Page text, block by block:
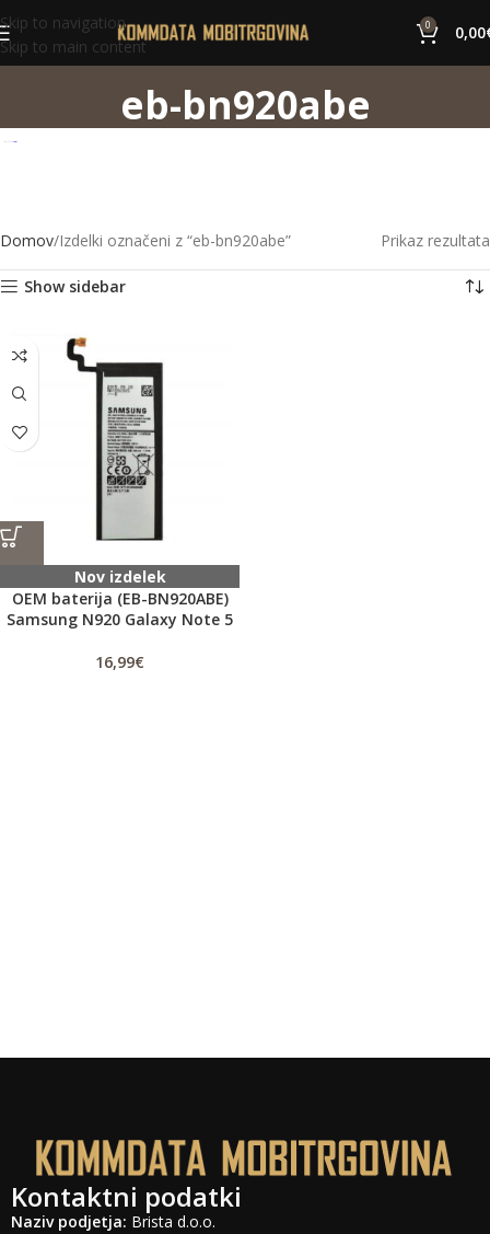
Skip to navigation
Skip to main content
0 0,00
eb-bn920abe
Domov Izdelki označeni z “eb-bn920abe” Prikaz rezultata
Show sidebar
Nov izdelek
OEM baterija (EB-BN920ABE)
Samsung N920 Galaxy Note 5
16,99€
Kontaktni podatki
Naziv podjetja: Brista d.o.o.